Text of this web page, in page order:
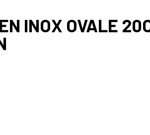
INOX OVALE